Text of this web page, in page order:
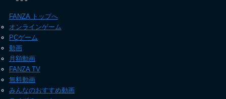
FANZA トップへ
オンラインゲーム
PCゲーム
動画
月額動画
FANZA TV
無料動画
みんなのおすすめ動画